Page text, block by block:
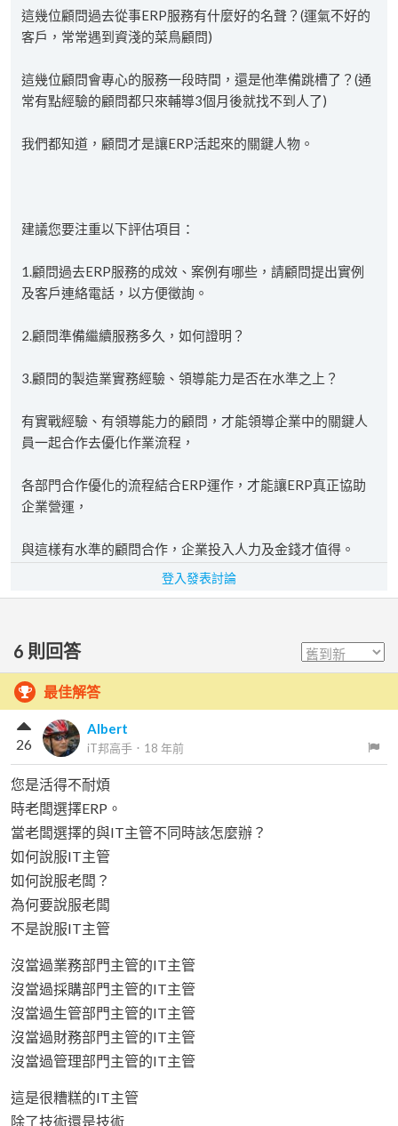
這幾位顧問過去從事ERP服務有什麼好的名聲？(運氣不好的
客戶，常常遇到資淺的菜鳥顧問)
這幾位顧問會專心的服務一段時間，還是他準備跳槽了？(通
常有點經驗的顧問都只來輔導3個月後就找不到人了)
我們都知道，顧問才是讓ERP活起來的關鍵人物。
建議您要注重以下評估項目：
1.顧問過去ERP服務的成效、案例有哪些，請顧問提出實例
及客戶連絡電話，以方便徵詢。
2.顧問準備繼續服務多久，如何證明？
3.顧問的製造業實務經驗、領導能力是否在水準之上？
有實戰經驗、有領導能力的顧問，才能領導企業中的關鍵人
員一起合作去優化作業流程，
各部門合作優化的流程結合ERP運作，才能讓ERP真正協助
企業營運，
與這樣有水準的顧問合作，企業投入人力及金錢才值得。
登入發表討論
6 則回答
最佳解答
Albert
iT邦高手 ． 18 年前
26
您是活得不耐煩
時老闆選擇ERP。
當老闆選擇的與IT主管不同時該怎麼辦？
如何說服IT主管
如何說服老闆？
為何要說服老闆
不是說服IT主管
沒當過業務部門主管的IT主管
沒當過採購部門主管的IT主管
沒當過生管部門主管的IT主管
沒當過財務部門主管的IT主管
沒當過管理部門主管的IT主管
這是很糟糕的IT主管
除了技術還是技術